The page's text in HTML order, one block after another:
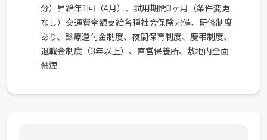
分）昇給年1回（4月）、試用期間3ヶ月（条件変更
なし）交通費全額支給各種社会保険完備、研修制度
あり、診療還付金制度、夜間保育制度、慶弔制度、
退職金制度（3年以上）、直営保養所、敷地内全面
禁煙